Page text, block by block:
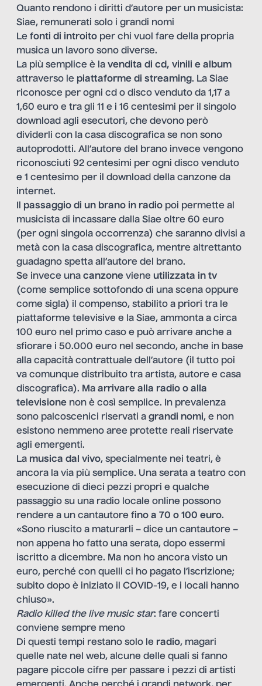
Quanto rendono i diritti d’autore per un musicista:
Siae, remunerati solo i grandi nomi
Le fonti di introito per chi vuol fare della propria
musica un lavoro sono diverse.
La più semplice è la vendita di cd, vinili e album
attraverso le piattaforme di streaming. La Siae
riconosce per ogni cd o disco venduto da 1,17 a
1,60 euro e tra gli 11 e i 16 centesimi per il singolo
download agli esecutori, che devono però
dividerli con la casa discografica se non sono
autoprodotti. All’autore del brano invece vengono
riconosciuti 92 centesimi per ogni disco venduto
e 1 centesimo per il download della canzone da
internet.
passaggio di un brano in radio poi permette al
musicista di incassare dalla Siae oltre 60 euro
(per ogni singola occorrenza) che saranno divisi a
metà con la casa discografica, mentre altrettanto
guadagno spetta all’autore del brano.
Se invece una canzone viene utilizzata in tv
(come semplice sottofondo di una scena oppure
come sigla) il compenso, stabilito a priori tra le
piattaforme televisive e la Siae, ammonta a circa
100 euro nel primo caso e può arrivare anche a
sfiorare i 50.000 euro nel secondo, anche in base
alla capacità contrattuale dell’autore (il tutto poi
va comunque distribuito tra artista, autore e casa
discografica). Ma arrivare alla radio o alla
televisione non è così semplice. In prevalenza
sono palcoscenici riservati a grandi nomi, e non
esistono nemmeno aree protette reali riservate
agli emergenti.
La musica dal vivo, specialmente nei teatri, è
ancora la via più semplice. Una serata a teatro con
esecuzione di dieci pezzi propri e qualche
passaggio su una radio locale online possono
rendere a un cantautore fino a 70 o 100 euro.
«Sono riuscito a maturarli – dice un cantautore –
non appena ho fatto una serata, dopo essermi
iscritto a dicembre. Ma non ho ancora visto un
euro, perché con quelli ci ho pagato l’iscrizione;
subito dopo è iniziato il COVID-19, e i locali hanno
chiuso».
Radio killed the live music star: fare concerti
conviene sempre meno
Di questi tempi restano solo le radio, magari
quelle nate nel web, alcune delle quali si fanno
pagare piccole cifre per passare i pezzi di artisti